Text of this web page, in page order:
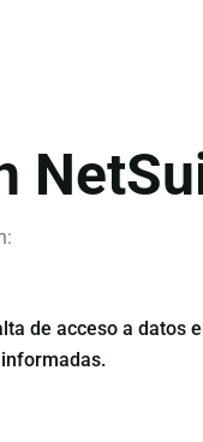
de acceso a datos